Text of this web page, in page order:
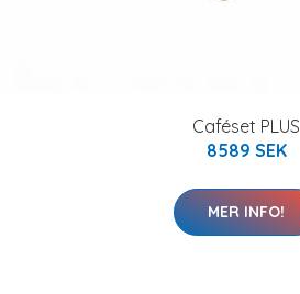
Caféset PLUS
8589 SEK
MER INFO!